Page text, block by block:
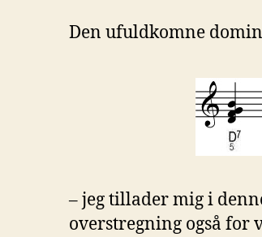
Den ufuldkomne
– jeg tillader mig i
overstregning også for